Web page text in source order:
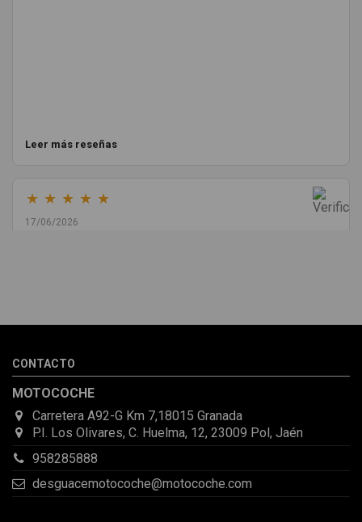
Leer más reseñas
★ ★ ★ ★ ★
17/06/2026
la pieza llegó correcta y bien embalada, además de llegarme 2
CONTACTO
MOTOCOCHE
Carretera A92-G Km 7,18015 Granada
P.I. Los Olivares, C. Huelma, 12, 23009 Pol, Jaén
958285888
desguacemotocoche@motocoche.com